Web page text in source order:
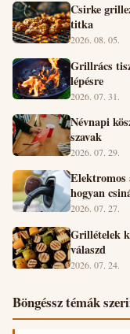
Csirke
titka
2026. 08. 05.
Grillrács
lépésre
2026. 07. 31.
Névnapi
szavak
2026. 07. 29.
Elektromos
hogyan
2026. 07. 27.
Grillételek
válaszd
2026. 07. 24.
Böngéssz témák